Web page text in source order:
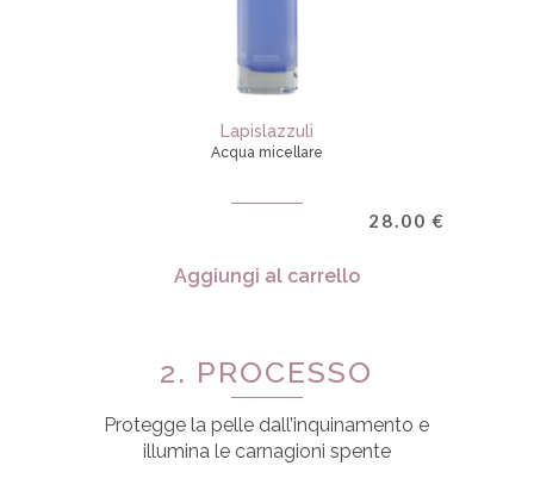
Lapislazzuli
Acqua micellare
28.00 €
Aggiungi al carrello
2. PROCESSO
Protegge la pelle dall’inquinamento e
illumina le carnagioni spente